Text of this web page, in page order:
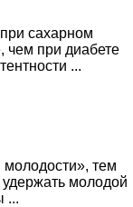
сахарном
чем при диабете
...
молодости», тем
молодой
...